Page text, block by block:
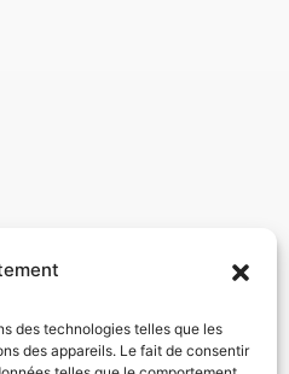
des technologies telles que les
des appareils. Le fait de consentir